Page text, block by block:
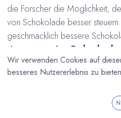
die Forscher die Möglichkeit,
von Schokolade besser
geschmacklich bessere
Aromen in
Diese Aromen machen in ihrer
Kartoffelchips, Gurke,
Wir verwenden Cookies auf
besseres Nutzererlebnis zu